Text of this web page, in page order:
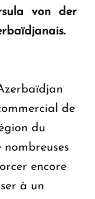
von der
de
du
nombreuses
encore
à un